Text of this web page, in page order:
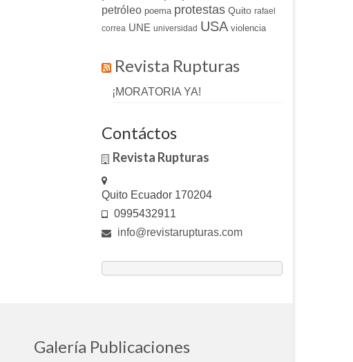
petróleo poema protestas Quito rafael
correa UNE universidad USA violencia
Revista Rupturas
¡MORATORIA YA!
Contáctos
Revista Rupturas
Quito Ecuador 170204
0995432911
info@revistarupturas.com
Galería Publicaciones